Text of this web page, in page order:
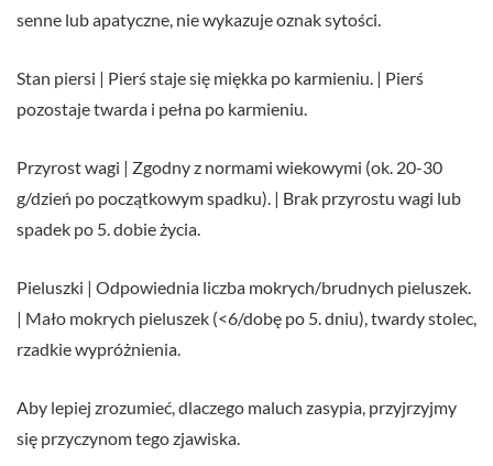
senne lub apatyczne, nie wykazuje oznak sytości.
Stan piersi | Pierś staje się miękka po karmieniu. | Pierś
pozostaje twarda i pełna po karmieniu.
Przyrost wagi | Zgodny z normami wiekowymi (ok. 20-30
g/dzień po początkowym spadku). | Brak przyrostu wagi lub
spadek po 5. dobie życia.
Pieluszki | Odpowiednia liczba mokrych/brudnych pieluszek.
| Mało mokrych pieluszek (<6/dobę po 5. dniu), twardy stolec,
rzadkie wypróżnienia.
Aby lepiej zrozumieć, dlaczego maluch zasypia, przyjrzyjmy
się przyczynom tego zjawiska.